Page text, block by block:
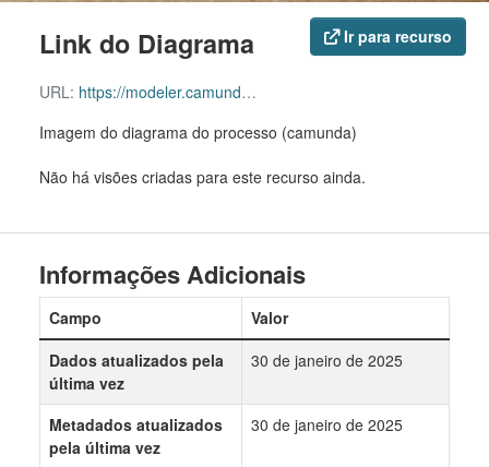
Ir para recurso
Link do Diagrama
URL: https://modeler.camunda.io/share/c0595301-383f-4ab2-b4b1-206634a5c12d
Imagem do diagrama do processo (camunda)
Não há visões criadas para este recurso ainda.
Informações Adicionais
Campo
Valor
Dados atualizados pela
última vez
30 de janeiro de 2025
Metadados atualizados
pela última vez
30 de janeiro de 2025